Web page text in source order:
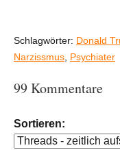
Schlagwörter: Donald
Narzissmus Psychiater
99 Kommentare
Sortieren: